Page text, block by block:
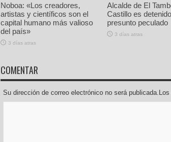
Noboa: «Los creadores,
artistas y científicos son el
capital humano más valioso
del país»
3 días atras
Alcalde de El
Castillo es
presunto peculado
3 días atras
COMENTAR
Su dirección de correo electrónico no será